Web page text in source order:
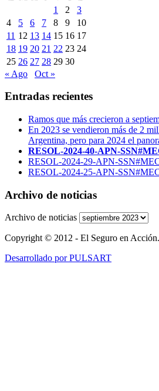
1
2
3
4
5 6 7 8 9
10
11 12 13 14 15 16 17
18 19 20 21 22 23 24
25 26 27 28 29 30
« Ago
Oct »
Entradas recientes
Ramos que más crecieron a
En 2023 se vendieron más de 2
Argentina, pero para 2024 el
RESOL-2024-40-APN-
RESOL-2024-29-APN-
RESOL-2024-25-APN-
Archivo de noticias
Archivo de noticias
Copyright © 2012 - El Seguro en
Desarrollado por PULSART